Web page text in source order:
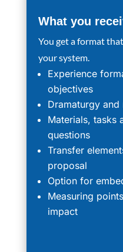
What you
You get a format
your system.
Experience
objectives
Dramaturgy
Materials, tasks
questions
Transfer
proposal
Option for
Measuring
impact